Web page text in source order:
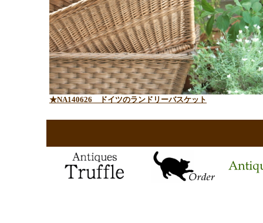
★NA140626 ドイツのランドリーバスケット